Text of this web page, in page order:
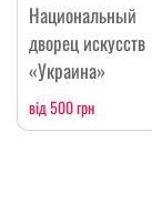
Национальный
дворец искусств
«Украина»
від 500 грн